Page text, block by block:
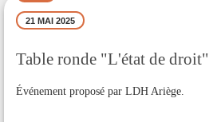
21 MAI 2025
Table ronde "L'état de droit"
Événement proposé par LDH Ariège.